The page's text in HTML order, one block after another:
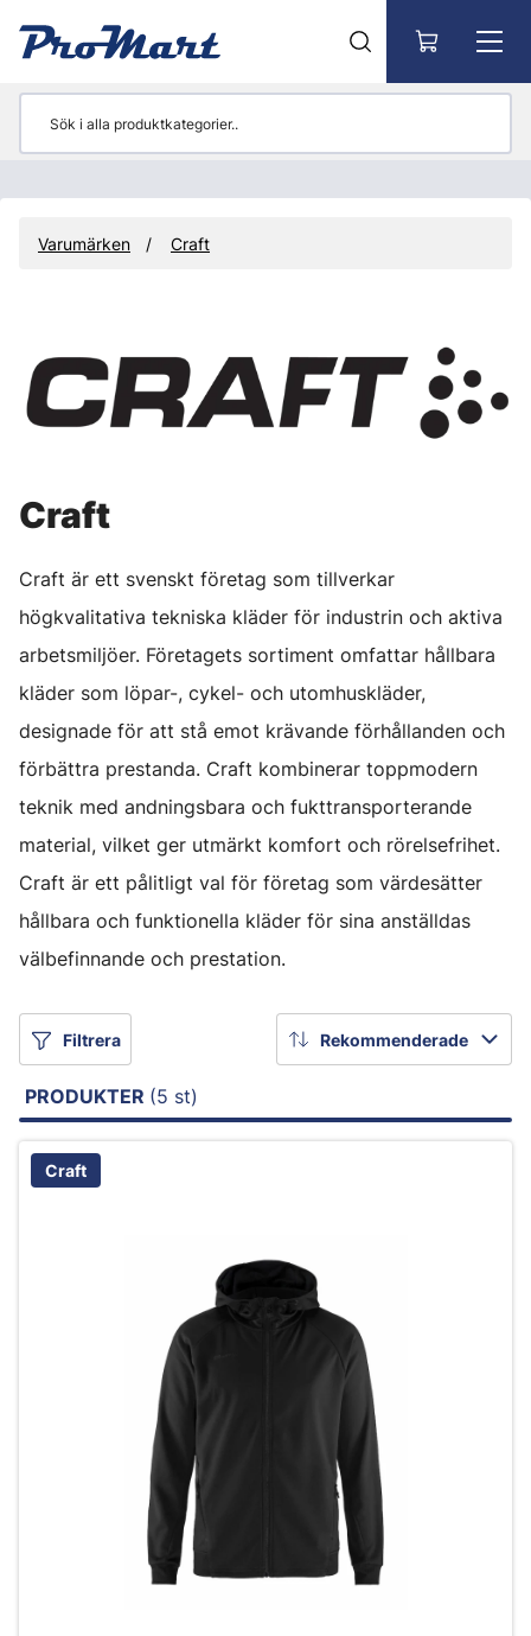
Varumärken Craft
Craft
Craft är ett svenskt företag som tillverkar
högkvalitativa tekniska kläder för industrin och aktiva
arbetsmiljöer. Företagets sortiment omfattar hållbara
kläder som löpar-, cykel- och utomhuskläder,
designade för att stå emot krävande förhållanden och
förbättra prestanda. Craft kombinerar toppmodern
teknik med andningsbara och fukttransporterande
material, vilket ger utmärkt komfort och rörelsefrihet.
Craft är ett pålitligt val för företag som värdesätter
hållbara och funktionella kläder för sina anställdas
välbefinnande och prestation.
Filtrera Rekommenderade
PRODUKTER (5 st)
Craft